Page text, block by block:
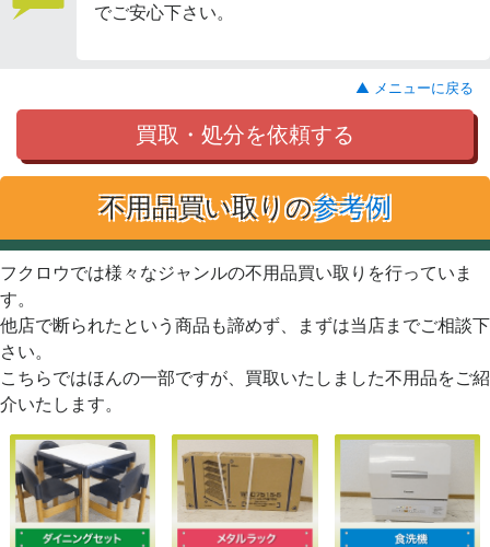
でご安心下さい。
▲ メニューに戻る
買取・処分を依頼する
不用品買い取りの参考例
フクロウでは様々なジャンルの不用品買い取りを行っていま
す。
他店で断られたという商品も諦めず、まずは当店までご相談下
さい。
こちらではほんの一部ですが、買取いたしました不用品をご紹
介いたします。